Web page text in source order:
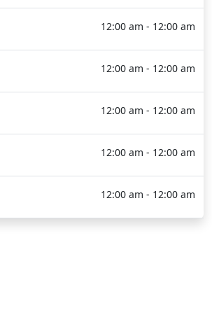
12:00 am - 12:00 am
12:00 am - 12:00 am
12:00 am - 12:00 am
12:00 am - 12:00 am
12:00 am - 12:00 am